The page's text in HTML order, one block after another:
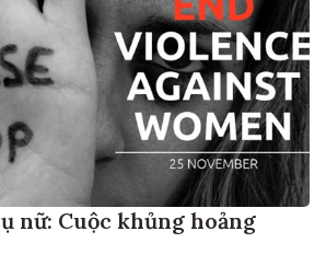
nữ: Cuộc khủng hoảng